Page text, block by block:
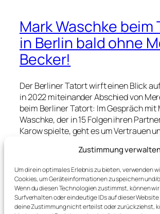
Zustimmung
Um dir ein optimales Erlebnis zu bieten, verwenden
Cookies, um Geräteinformationen zu speichern und/
Wenn du diesen Technologien zustimmst, können
Surfverhalten oder eindeutige IDs auf dieser
deine Zustimmung nicht erteilst oder zurückziehst,
Mark Waschke beim
in Berlin bald ohne
Becker!
Der Berliner Tatort wirft einen Blick
in 2022 miteinander Abschied von
beim Berliner Tatort: Im Gespräch mit
Waschke, der in 15 Folgen ihren
Karow spielte, geht es um Vertrauen
interessiert. Es ist ja allgemein
Becker aufhören wird. Dennoch
spoilern, wie ihr Abgang in der Folge
das allein nach Haus´ geht“ (22. Mai)
oft haben sie jetzt schon…